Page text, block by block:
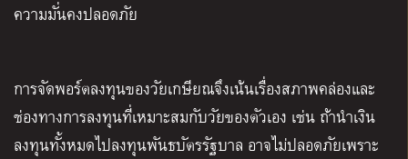
ความมั่นคงปลอดภัย
การจัดพอร์ตลงทุนของวัยเกษียณจึงเน้นเรื่องสภาพคล่องและ
ช่องทางการลงทุนที่เหมาะสมกับวัยของตัวเอง เช่น ถ้านำเงิน
ลงทุนทั้งหมดไปลงทุนพันธบัตรรัฐบาล อาจไม่ปลอดภัยเพราะ